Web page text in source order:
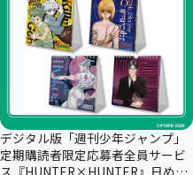
デジタル版「週刊少年ジャンプ」
定期購読者限定応募者全員サービ